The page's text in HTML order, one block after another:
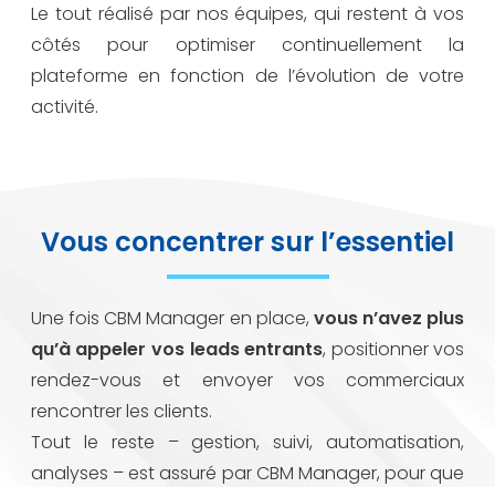
Le tout réalisé par nos équipes, qui restent à vos
côtés pour optimiser continuellement la
plateforme en fonction de l’évolution de votre
activité.
Vous concentrer sur l’essentiel
Une fois CBM Manager en place, vous n’avez plus
qu’à appeler vos leads entrants, positionner vos
rendez-vous et envoyer vos commerciaux
rencontrer les clients.
Tout le reste – gestion, suivi, automatisation,
analyses – est assuré par CBM Manager, pour que